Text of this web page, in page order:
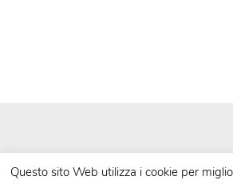
Questo sito Web utilizza i cookie per